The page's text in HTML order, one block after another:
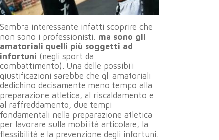
Sembra interessante infatti scoprire che
non sono i professionisti, ma sono gli
amatoriali quelli più soggetti ad
infortuni (negli sport da
combattimento). Una delle possibili
giustificazioni sarebbe che gli amatoriali
dedichino decisamente meno tempo alla
preparazione atletica, al riscaldamento e
al raffreddamento, due tempi
fondamentali nella preparazione atletica
per lavorare sulla mobilità articolare, la
flessibilità e la prevenzione degli infortuni.